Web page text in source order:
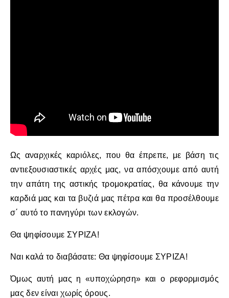
Ως αναρχικές καριόλες, που θα έπρεπε, με βάση τις
αντιεξουσιαστικές αρχές μας, να απόσχουμε από αυτή
την απάτη της αστικής τρομοκρατίας, θα κάνουμε την
καρδιά μας και τα βυζιά μας πέτρα και θα προσέλθουμε
σ΄ αυτό το πανηγύρι των εκλογών.
Θα ψηφίσουμε ΣΥΡΙΖΑ!
Ναι καλά το διαβάσατε: Θα ψηφίσουμε ΣΥΡΙΖΑ!
Όμως αυτή μας η «υποχώρηση» και ο ρεφορμισμός
μας δεν είναι χωρίς όρους.